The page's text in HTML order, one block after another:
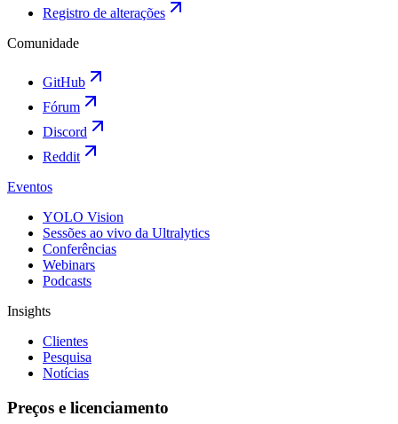
Registro de alterações
Comunidade
GitHub
Fórum
Discord
Reddit
Eventos
YOLO Vision
Sessões ao vivo da Ultralytics
Conferências
Webinars
Podcasts
Insights
Clientes
Pesquisa
Notícias
Preços e licenciamento